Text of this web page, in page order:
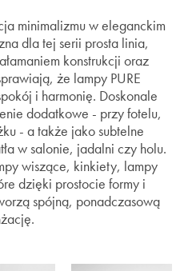
minimalizmu w eleganckim
dla tej serii prosta linia,
konstrukcji oraz
że lampy PURE
i harmonię. Doskonale
dodatkowe - przy fotelu,
- a także jako subtelne
w salonie, jadalni czy holu.
wiszące, kinkiety, lampy
dzięki prostocie formy i
spójną, ponadczasową